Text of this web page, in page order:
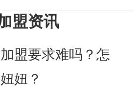
盟资讯
盟要求难吗？怎
妞？